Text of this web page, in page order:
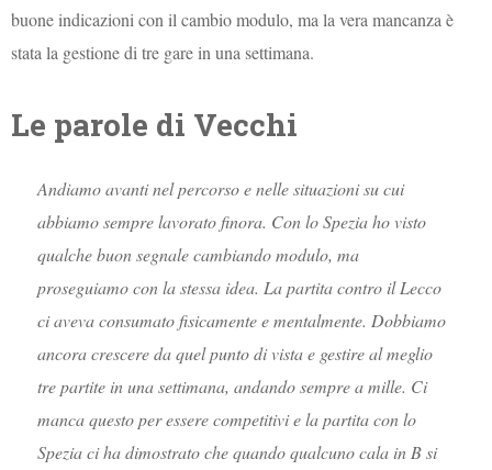
buone indicazioni con il cambio modulo, ma la vera mancanza è
stata la gestione di tre gare in una settimana.
Le parole di Vecchi
Andiamo avanti nel percorso e nelle situazioni su cui
abbiamo sempre lavorato finora. Con lo Spezia ho visto
qualche buon segnale cambiando modulo, ma
proseguiamo con la stessa idea. La partita contro il Lecco
ci aveva consumato fisicamente e mentalmente. Dobbiamo
ancora crescere da quel punto di vista e gestire al meglio
tre partite in una settimana, andando sempre a mille. Ci
manca questo per essere competitivi e la partita con lo
Spezia ci ha dimostrato che quando qualcuno cala in B si